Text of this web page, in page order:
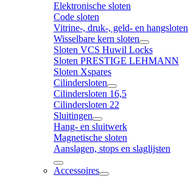
Elektronische sloten
Code sloten
Vitrine-, druk-, geld- en hangsloten
Wisselbare kern sloten
Sloten VCS Huwil Locks
Sloten PRESTIGE LEHMANN
Sloten Xspares
Cilindersloten
Cilindersloten 16,5
Cilindersloten 22
Sluitingen
Hang- en sluitwerk
Magnetische sloten
Aanslagen, stops en slaglijsten
Accessoires